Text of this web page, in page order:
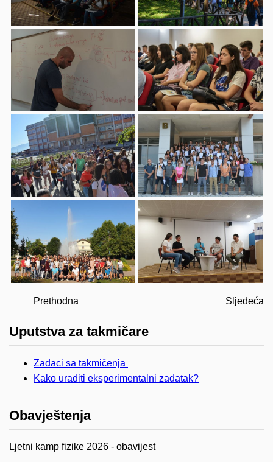
Prethodna Sljedeća
Uputstva za takmičare
Zadaci sa takmičenja
Kako uraditi eksperimentalni zadatak?
Obavještenja
Ljetni kamp fizike 2026 - obavijest